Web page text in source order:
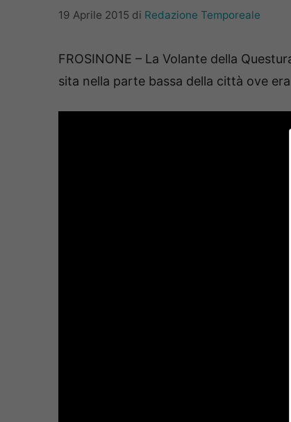
19 Aprile 2015 di Redazione Temporeale
FROSINONE – La Volante della
sita nella parte bassa della città ove